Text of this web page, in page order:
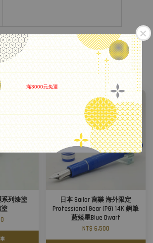
滿3000元免運
系列漆塗
塗
日本 Sailor 寫樂 海外限定
Professional Gear (PG) 14K 鋼筆
藍矮星Blue Dwarf
NT$ 6,500